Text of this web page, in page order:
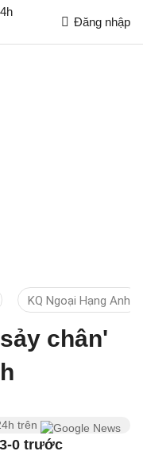
Đăng nhập
KQ Ngoại Hạng Anh
chân'
trên
0 trước